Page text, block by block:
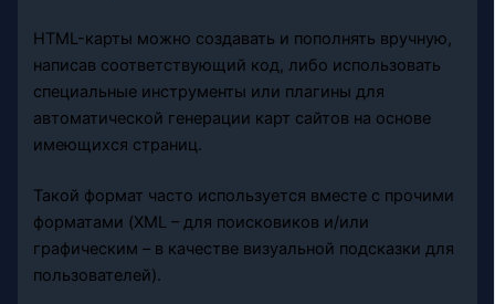
HTML-карты можно создавать и пополнять вручную,
написав соответствующий код, либо использовать
специальные инструменты или плагины для
автоматической генерации карт сайтов на основе
имеющихся страниц.
Такой формат часто используется вместе с прочими
форматами (XML – для поисковиков и/или
графическим – в качестве визуальной подсказки для
пользователей).